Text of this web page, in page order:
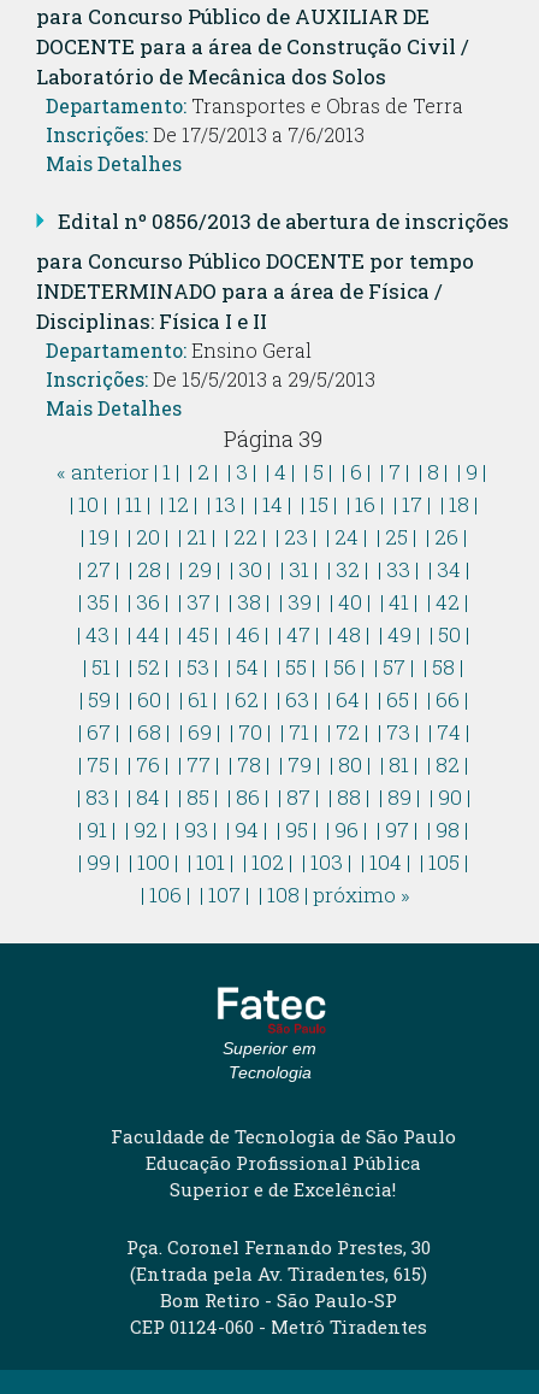
para Concurso Público de AUXILIAR DE
DOCENTE para a área de Construção Civil /
Laboratório de Mecânica dos Solos
Departamento: Transportes e Obras de Terra
Inscrições:De 17/5/2013 a 7/6/2013
Mais Detalhes
Edital nº 0856/2013 de abertura de inscrições
para Concurso Público DOCENTE por tempo
INDETERMINADO para a área de Física /
Disciplinas: Física I e II
Departamento:Ensino Geral
Inscrições:De 15/5/2013 a 29/5/2013
Mais Detalhes
Página 39
« anterior| 1 | | 2 | | 3 | | 4 | | 5 | | 6 | | 7 | | 8 | | 9 |
| 10 | | 11 | | 12 | | 13 | | 14 | | 15 | | 16 | | 17 | | 18 |
| 19 | | 20 | | 21 | | 22 | | 23 | | 24 | | 25 | | 26 |
| 27 | | 28 | | 29 | | 30 | | 31 | | 32 | | 33 | | 34 |
| 35 | | 36 | | 37 | | 38 | | 39 | | 40 | | 41 | | 42 |
| 43 | | 44 | | 45 | | 46 | | 47 | | 48 | | 49 | | 50 |
| 51 | | 52 | | 53 | | 54 | | 55 | | 56 | | 57 | | 58 |
| 59 | | 60 | | 61 | | 62 | | 63 | | 64 | | 65 | | 66 |
| 67 | | 68 | | 69 | | 70 | | 71 | | 72 | | 73 | | 74 |
| 75 | | 76 | | 77 | | 78 | | 79 | | 80 | | 81 | | 82 |
| 83 | | 84 | | 85 | | 86 | | 87 | | 88 | | 89 | | 90 |
| 91 | | 92 | | 93 | | 94 | | 95 | | 96 | | 97 | | 98 |
| 99 | | 100 | | 101 | | 102 | | 103 | | 104 | | 105 |
| 106 | | 107 | | 108 |próximo »
Superior em
Tecnologia
Faculdade de Tecnologia de São Paulo
Educação Profissional Pública
Superior e de Excelência!
Pça. Coronel Fernando Prestes, 30
(Entrada pela Av. Tiradentes, 615)
Bom Retiro - São Paulo-SP
CEP 01124-060 - Metrô Tiradentes